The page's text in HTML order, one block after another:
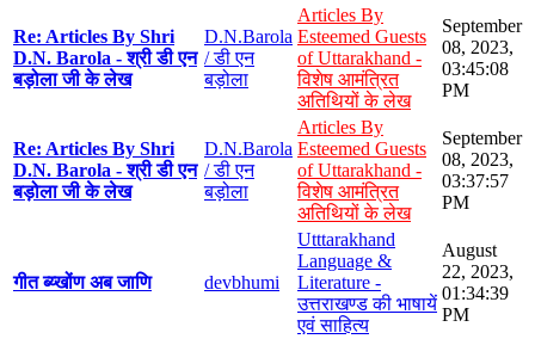
Re: Articles By Shri
D.N. Barola - श्री डी एन
बड़ोला जी के लेख
D.N.Barola
/ डी एन
बड़ोला
Articles By
Esteemed Guests
of Uttarakhand -
विशेष आमंत्रित
अतिथियों के लेख
September
08, 2023,
03:45:08
PM
Re: Articles By Shri
D.N. Barola - श्री डी एन
बड़ोला जी के लेख
D.N.Barola
/ डी एन
बड़ोला
Articles By
Esteemed Guests
of Uttarakhand -
विशेष आमंत्रित
अतिथियों के लेख
September
08, 2023,
03:37:57
PM
गीत ब्य्खोंण अब जाणि devbhumi
Utttarakhand
Language &
Literature -
उत्तराखण्ड की भाषायें
एवं साहित्य
August
22, 2023,
01:34:39
PM